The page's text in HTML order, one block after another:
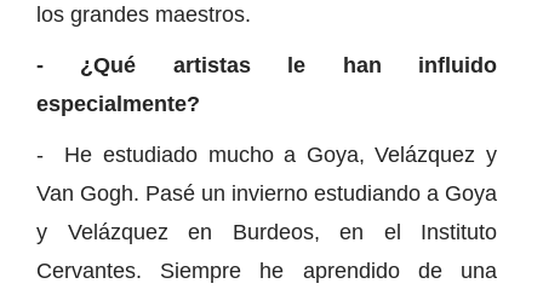
los grandes maestros.
- ¿Qué artistas le han influido
especialmente?
- He estudiado mucho a Goya, Velázquez y
Van Gogh. Pasé un invierno estudiando a Goya
y Velázquez en Burdeos, en el Instituto
Cervantes. Siempre he aprendido de una